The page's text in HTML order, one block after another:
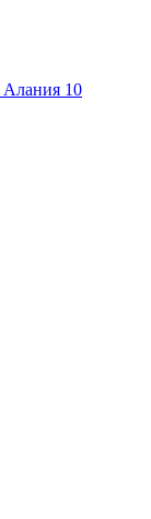
Алания 10